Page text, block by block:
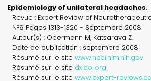
Epidemiology of unilateral headaches.
Revue : Expert Review of
N°9 Pages 1313-1320 - Septembre 2008.
Auteur(s) : Obermann M, Katsarava Z.
Date de publication : septembre 2008
Résumé sur le site www.ncbi.nlm.nih.gov
Résumé sur le site dx.doi.org
Résumé sur le site www.expert-